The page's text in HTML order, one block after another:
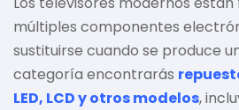
múltiples componentes
sustituirse cuando se produce
categoría encontrarás
LED, LCD y otros modelos,